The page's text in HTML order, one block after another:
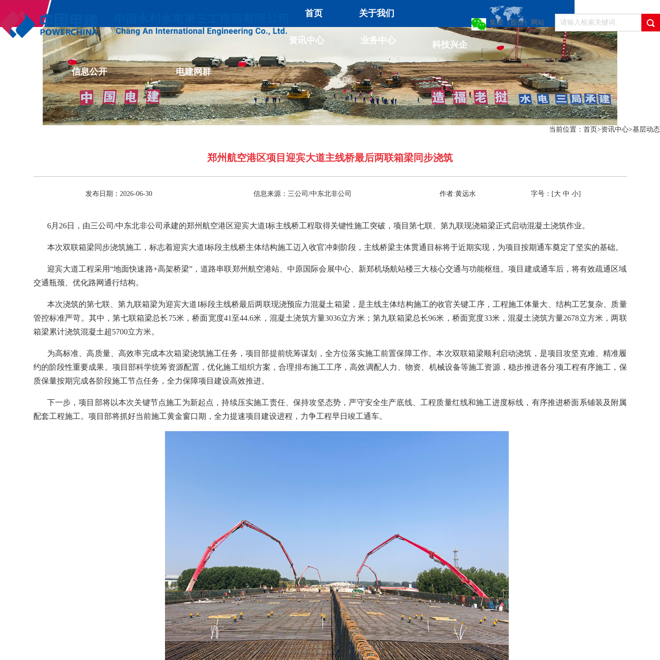
集团（股份）网站
首页 关于我们
资讯中心 业务中心 科技兴企
信息公开 电建网群
当前位置： 首页>资讯中心>基层动态
郑州航空港区项目迎宾大道主线桥最后两联箱梁同步浇筑
发布日期：2026-06-30 信息来源：三公司/中东北非公司 作者:黄远水 字号：[大 中 小]
6月26日，由三公司/中东北非公司承建的郑州航空港区迎宾大道I标主线桥工程取得关键性施工突破，项目第七联、第九联现浇箱梁正式启动混凝土浇筑作业。
本次双联箱梁同步浇筑施工，标志着迎宾大道I标段主线桥主体结构施工迈入收官冲刺阶段，主线桥梁主体贯通目标将于近期实现，为项目按期通车奠定了坚实的基础。
迎宾大道工程采用“地面快速路+高架桥梁”，道路串联郑州航空港站、中原国际会展中心、新郑机场航站楼三大核心交通与功能枢纽。项目建成通车后，将有效疏通区域
交通瓶颈、优化路网通行结构。
本次浇筑的第七联、第九联箱梁为迎宾大道I标段主线桥最后两联现浇预应力混凝土箱梁，是主线主体结构施工的收官关键工序，工程施工体量大、结构工艺复杂、质量
管控标准严苛。其中，第七联箱梁总长75米，桥面宽度41至44.6米，混凝土浇筑方量3036立方米；第九联箱梁总长96米，桥面宽度33米，混凝土浇筑方量2678立方米，两联
箱梁累计浇筑混凝土超5700立方米。
为高标准、高质量、高效率完成本次箱梁浇筑施工任务，项目部提前统筹谋划，全方位落实施工前置保障工作。本次双联箱梁顺利启动浇筑，是项目攻坚克难、精准履
约的阶段性重要成果。项目部科学统筹资源配置，优化施工组织方案，合理排布施工工序，高效调配人力、物资、机械设备等施工资源，稳步推进各分项工程有序施工，保
质保量按期完成各阶段施工节点任务，全力保障项目建设高效推进。
下一步，项目部将以本次关键节点施工为新起点，持续压实施工责任、保持攻坚态势，严守安全生产底线、工程质量红线和施工进度标线，有序推进桥面系铺装及附属
配套工程施工。项目部将抓好当前施工黄金窗口期，全力提速项目建设进程，力争工程早日竣工通车。